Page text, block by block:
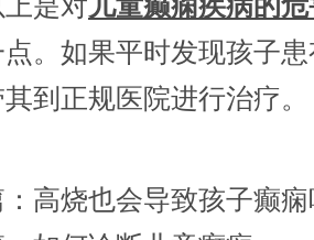
是对儿童癫痫疾病的
。如果平时发现孩子
到正规医院进行治疗。
高烧也会导致孩子癫痫